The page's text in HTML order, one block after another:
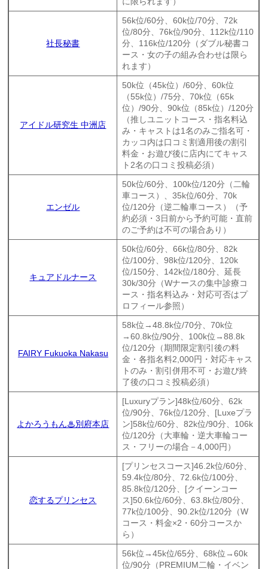
社長秘書
56k位/60分、60k位/70分、72k
位/80分、76k位/90分、112k位/110
分、116k位/120分（ダブル秘書コ
ース・女の子の組み合わせは限ら
れます）
アイドル研究生 中洲店
50k位（45k位）/60分、60k位
（55k位）/75分、70k位（65k
位）/90分、90k位（85k位）/120分
（推しユニットコース・指名料込
み・キャストは1名のみご指名可・
カッコ内は口コミ割適用後の割引
料金・お遊び後に店内にてキャス
ト2名の口コミ投稿必須）
エンゼル
50k位/60分、100k位/120分（二輪
車コース）、35k位/60分、70k
位/120分（逆二輪車コース）（予
約必須・3日前から予約可能・直前
のご予約は不可の場合あり）
キュアドルナース
50k位/60分、66k位/80分、82k
位/100分、98k位/120分、120k
位/150分、142k位/180分、延長
30k/30分（Wナースの集中診療コ
ース・指名料込み・対応可否はプ
ロフィール参照）
FAIRY Fukuoka Nakasu
58k位→48.8k位/70分、70k位
→60.8k位/90分、100k位→88.8k
位/120分（期間限定割引後の料
金・各指名料2,000円・対応キャス
トのみ・割引併用不可・お遊び終
了後の口コミ投稿必須）
よかろうもん♨別府本店
[Luxuryプラン]48k位/60分、62k
位/90分、76k位/120分、[Luxeプラ
ン]58k位/60分、82k位/90分、106k
位/120分（大車輪・逆大車輪コー
ス・フリーの場合－4,000円）
恋するプリンセス
[プリンセスコース]46.2k位/60分、
59.4k位/80分、72.6k位/100分、
85.8k位/120分、[クイーンコー
ス]50.6k位/60分、63.8k位/80分、
77k位/100分、90.2k位/120分（W
コース・料金×2・60分コースか
ら）
56k位→45k位/65分、68k位→60k
位/90分（PREMIUM二輪・イベン